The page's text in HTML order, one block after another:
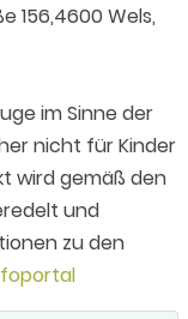
156,4600 Wels,
im Sinne der
nicht für Kinder
wird gemäß den
und
zu den